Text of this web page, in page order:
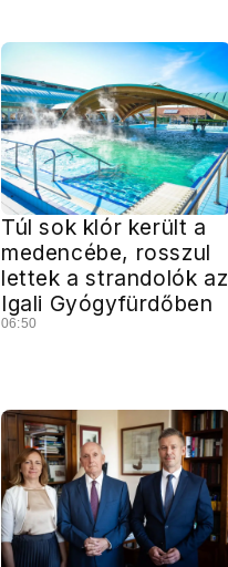
Túl sok klór került a
medencébe, rosszul
lettek a strandolók az
Igali Gyógyfürdőben
06:50